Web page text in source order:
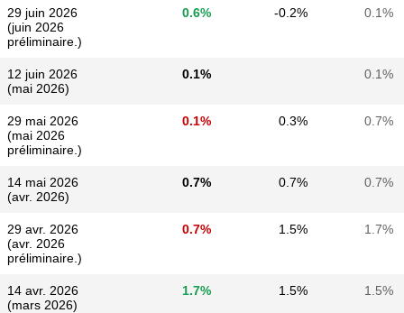
29 juin 2026
(juin 2026
préliminaire.)
0.6% -0.2% 0.1%
12 juin 2026
(mai 2026)
0.1% 0.1%
29 mai 2026
(mai 2026
préliminaire.)
0.1% 0.3% 0.7%
14 mai 2026
(avr. 2026)
0.7% 0.7% 0.7%
29 avr. 2026
(avr. 2026
préliminaire.)
0.7% 1.5% 1.7%
14 avr. 2026
(mars 2026)
1.7% 1.5% 1.5%